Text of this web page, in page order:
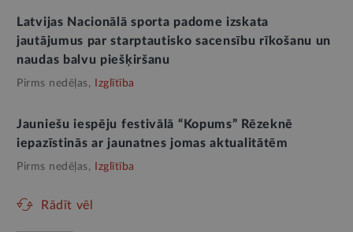
Latvijas Nacionālā sporta padome izskata
jautājumus par starptautisko sacensību rīkošanu un
naudas balvu piešķiršanu
Pirms nedēļas, Izglītība
Jauniešu iespēju festivālā “Kopums” Rēzeknē
iepazīstinās ar jaunatnes jomas aktualitātēm
Pirms nedēļas, Izglītība
Rādīt vēl